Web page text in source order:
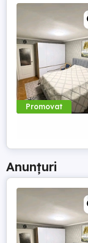
Promovat
Anunțuri